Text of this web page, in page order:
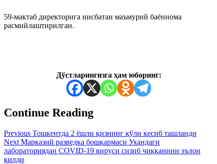
59-мактаб директорига нисбатан маъмурий баённома
расмийлаштирилган.
Дўстларингизга ҳам юборинг:
Continue Reading
Previous Тошкентда 2 ёшли қизнинг қўли кесиб ташланди
Next Марказий разведка бошқармаси Ухандаги
лабораториядан COVID-19 вируси сизиб чиққанини эълон
қилди